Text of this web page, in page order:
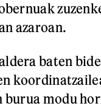
azaroan.
baten
modu